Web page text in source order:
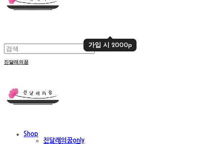
가입 시 2000p
가입 시 2000p
진달래의꿈
Shop
진달래의꿈only